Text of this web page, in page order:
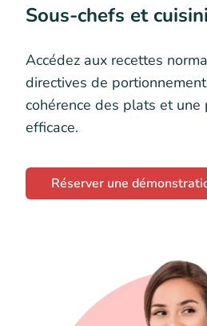
Sous-chefs et
Accédez aux recettes
directives de
cohérence des plats et une
efficace.
Réserver une